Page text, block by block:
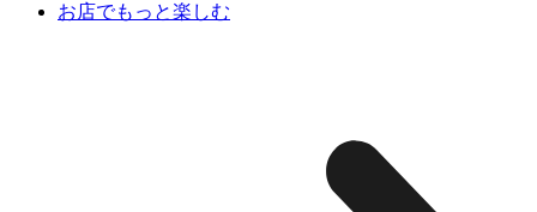
お店でもっと楽しむ